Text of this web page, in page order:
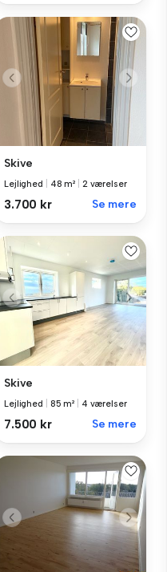
Skive
Lejlighed 48 m² 2 værelser
3.700 kr Se mere
Skive
Lejlighed 85 m² 4 værelser
7.500 kr Se mere